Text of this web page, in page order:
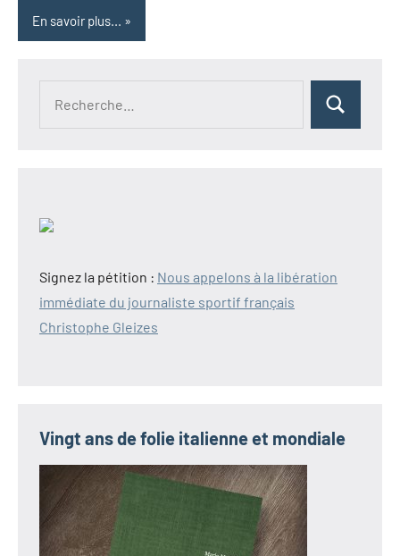
En savoir plus...
Rechercher
Signez la pétition : Nous appelons à la libération
immédiate du journaliste sportif français
Christophe Gleizes
Vingt ans de folie italienne et mondiale